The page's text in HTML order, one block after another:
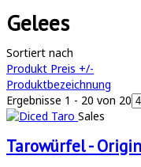
Gelees
Sortiert nach
Produkt Preis +/-
Produktbezeichnung
Ergebnisse 1 - 20 von 20
Sales
Tarowürfel -